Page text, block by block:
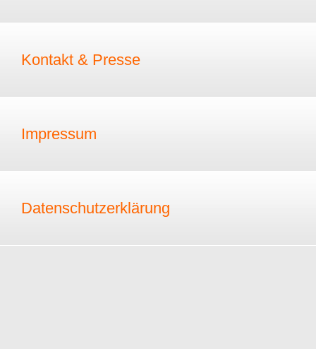
Kontakt & Presse
Impressum
Datenschutzerklärung